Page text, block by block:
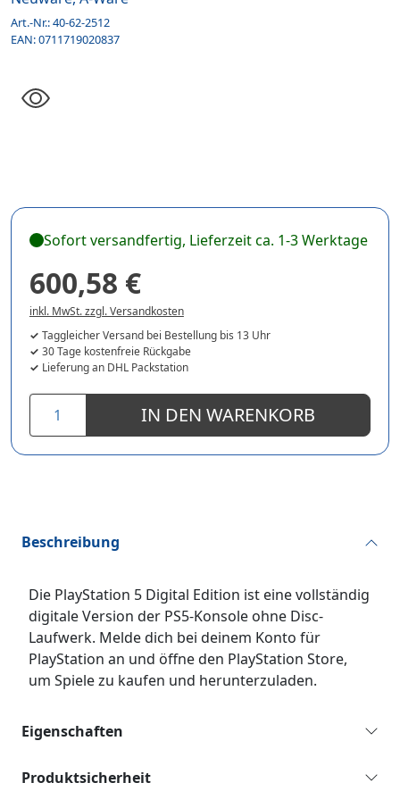
Art.-Nr.:40-62-2512
EAN:0711719020837
Sofort versandfertig, Lieferzeit ca. 1-3 Werktage
600,58 €
inkl. MwSt. zzgl. Versandkosten
Taggleicher Versand bei Bestellung bis 13 Uhr
30 Tage kostenfreie Rückgabe
Lieferung an DHL Packstation
IN DEN WARENKORB
Beschreibung
Die PlayStation 5 Digital Edition ist eine vollständig
digitale Version der PS5-Konsole ohne Disc-
Laufwerk. Melde dich bei deinem Konto für
PlayStation an und öffne den PlayStation Store,
um Spiele zu kaufen und herunterzuladen.
Eigenschaften
Produktsicherheit